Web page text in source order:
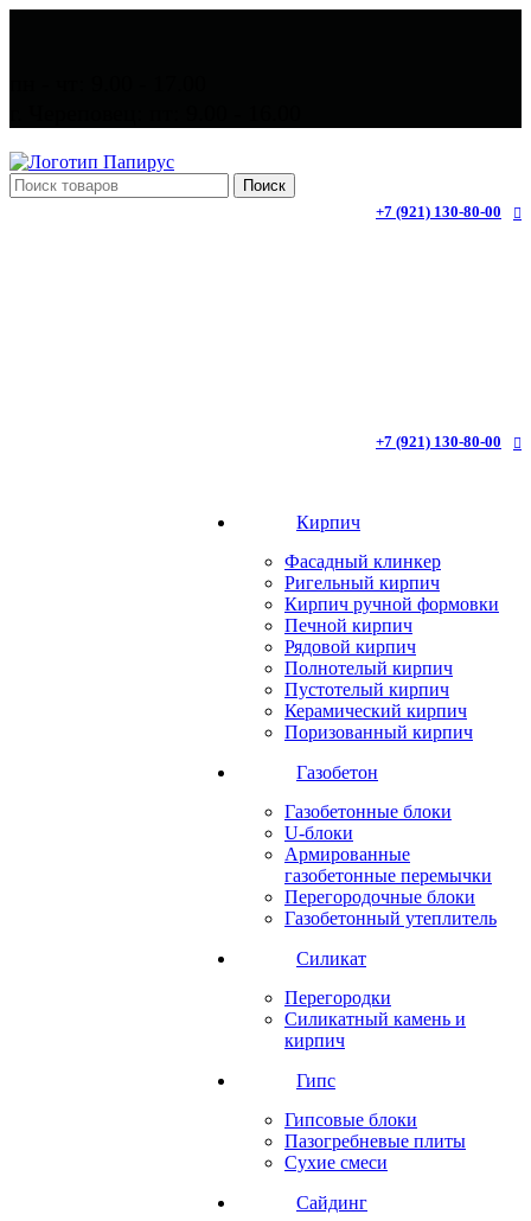
Поиск
+7 (921) 130-80-00
+7 (921) 130-80-00
Кирпич
Фасадный клинкер
Ригельный кирпич
Кирпич ручной формовки
Печной кирпич
Рядовой кирпич
Полнотелый кирпич
Пустотелый кирпич
Керамический кирпич
Поризованный кирпич
Газобетон
Газобетонные блоки
U-блоки
Армированные
газобетонные перемычки
Перегородочные блоки
Газобетонный утеплитель
Силикат
Перегородки
Силикатный камень и
кирпич
Гипс
Гипсовые блоки
Пазогребневые плиты
Сухие смеси
Сайдинг